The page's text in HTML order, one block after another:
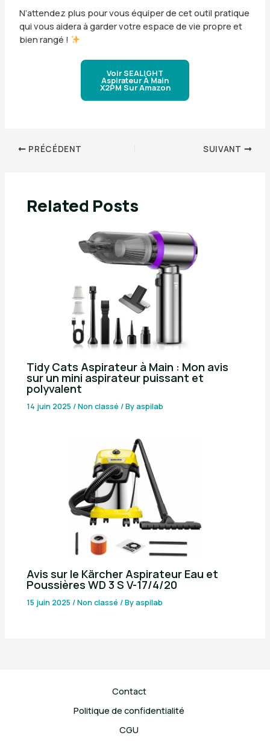
N’attendez plus pour vous équiper de cet outil pratique
qui vous aidera à garder votre espace de vie propre et
bien rangé !
Voir SEALIGHT
Aspirateur À Main
X2PM Sur Amazon
PRÉCÉDENT SUIVANT
Related Posts
Tidy Cats Aspirateur à Main : Mon avis
sur un mini aspirateur puissant et
polyvalent
14 juin 2025/Non classé / Byaspilab
Avis sur le Kärcher Aspirateur Eau et
Poussières WD 3 S V-17/4/20
15 juin 2025/Non classé / Byaspilab
Contact
Politique de confidentialité
CGU